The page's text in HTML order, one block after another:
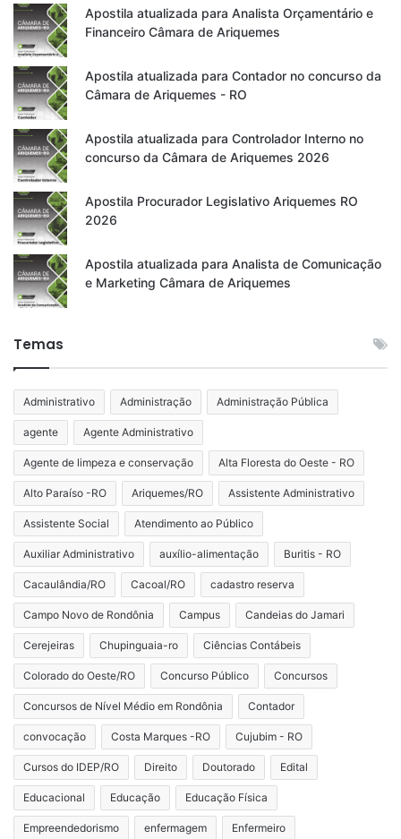
Apostila atualizada para Analista Orçamentário e
Financeiro Câmara de Ariquemes
Apostila atualizada para Contador no concurso da
Câmara de Ariquemes - RO
Apostila atualizada para Controlador Interno no
concurso da Câmara de Ariquemes 2026
Apostila Procurador Legislativo Ariquemes RO
2026
Apostila atualizada para Analista de Comunicação
e Marketing Câmara de Ariquemes
Temas
Administrativo Administração Administração Pública
agente Agente Administrativo
Agente de limpeza e conservação Alta Floresta do Oeste - RO
Alto Paraíso -RO Ariquemes/RO Assistente Administrativo
Assistente Social Atendimento ao Público
Auxiliar Administrativo auxílio-alimentação Buritis - RO
Cacaulândia/RO Cacoal/RO cadastro reserva
Campo Novo de Rondônia Campus Candeias do Jamari
Cerejeiras Chupinguaia-ro Ciências Contábeis
Colorado do Oeste/RO Concurso Público Concursos
Concursos de Nível Médio em Rondônia Contador
convocação Costa Marques -RO Cujubim - RO
Cursos do IDEP/RO Direito Doutorado Edital
Educacional Educação Educação Física
Empreendedorismo enfermagem Enfermeiro